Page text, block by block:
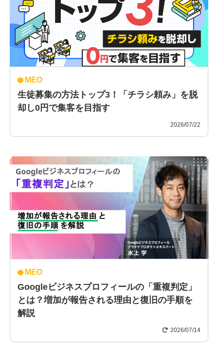
MEO
生徒募集の方法トップ3！「チラシ頼み」を脱
却し0円で集客を目指す
2026/07/22
MEO
Googleビジネスプロフィールの「重複判定」
とは？増加が報告される理由と復旧の手順を
解説
2026/07/14